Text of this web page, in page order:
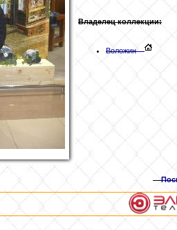
Владелец коллекции:
Воложин